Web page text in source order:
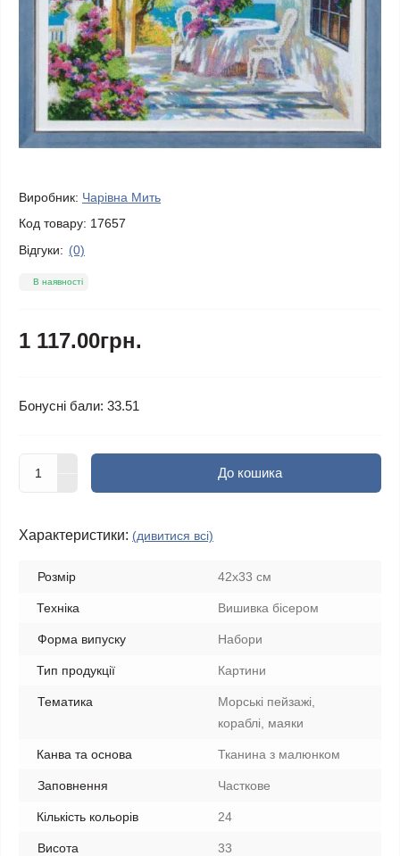
Виробник: Чарівна Мить
Код товару: 17657
Відгуки: (0)
В наявності
1 117.00грн.
Бонусні бали: 33.51
До кошика
Характеристики: (дивитися всі)
Розмір 42x33 см
Техніка Вишивка бісером
Форма випуску Набори
Тип продукції Картини
Тематика
Морські пейзажі,
кораблі, маяки
Канва та основа Тканина з малюнком
Заповнення Часткове
Кількість кольорів 24
Висота 33